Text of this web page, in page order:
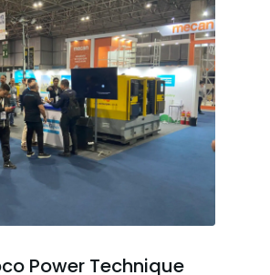
Power Technique